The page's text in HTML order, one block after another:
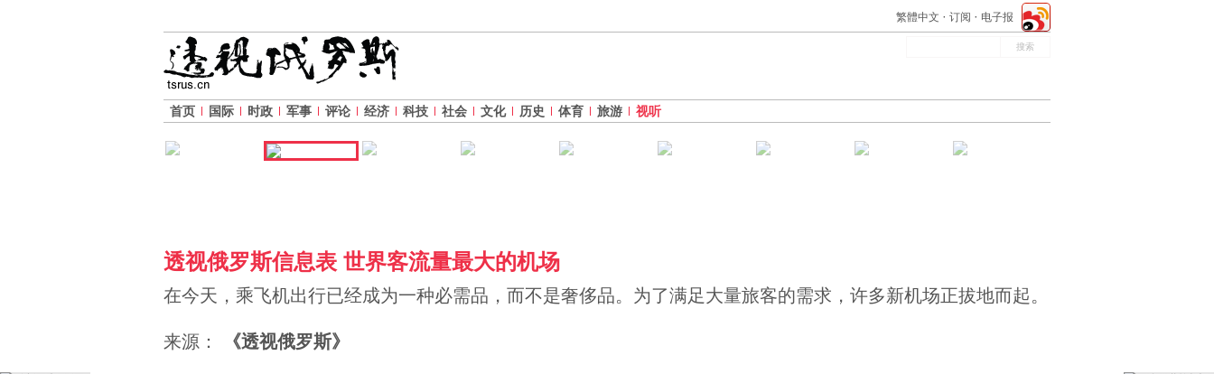
繁體中文 订阅 电子报
首页 国际 时政 军事 评论 经济 科技 社会 文化 历史 体育 旅游 视听
透视俄罗斯信息表 世界客流量最大的机场
在今天，乘飞机出行已经成为一种必需品，而不是奢侈品。为了满足大量旅客的需求，许多新机场正拔地而起。
来源： 《透视俄罗斯》